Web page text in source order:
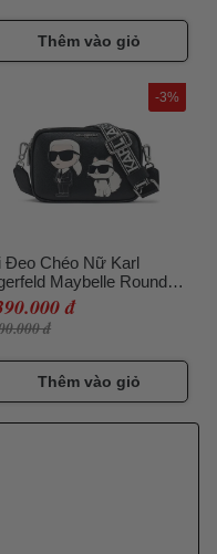
Thêm vào giỏ
Đeo Chéo Nữ Karl
Maybelle Round
Duo Camera
Bag 76189018
Đen
đ
đ
-3%
Thêm vào giỏ